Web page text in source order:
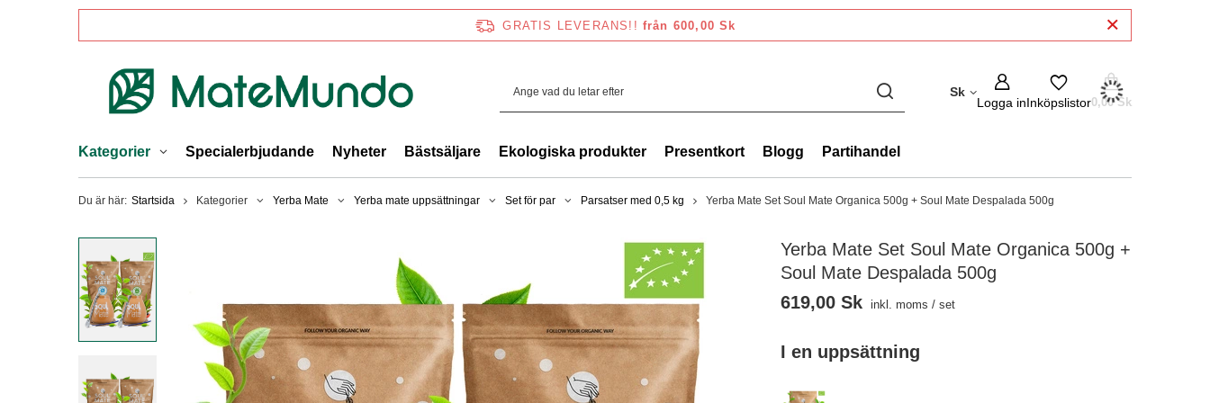
GRATIS LEVERANS!! från 600,00 Sk
Sk
Logga inInköpslistor0,00 Sk
Kategorier Specialerbjudande Nyheter Bästsäljare Ekologiska produkter Presentkort Blogg Partihandel
Du är här: Startsida Kategorier Yerba Mate Yerba mate uppsättningar Set för par Parsatser med 0,5 kg Yerba Mate Set Soul Mate Organica 500g + Soul Mate Despalada 500g
Yerba Mate Set Soul Mate Organica 500g +
Soul Mate Despalada 500g
I en uppsättning
619,00 Sk inkl. moms /set